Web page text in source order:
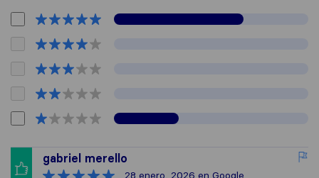
gabriel merello
28 enero, 2026 en Google